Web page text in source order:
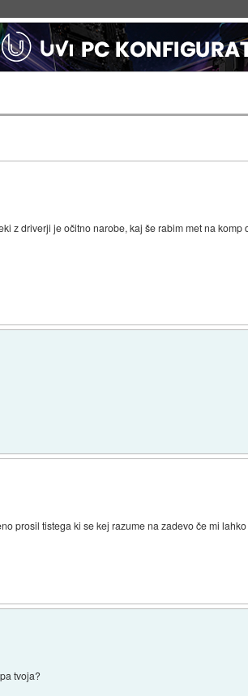
z driverji je očitno narobe, kaj še rabim met na komp
prosil tistega ki se kej razume na zadevo če mi
tvoja?